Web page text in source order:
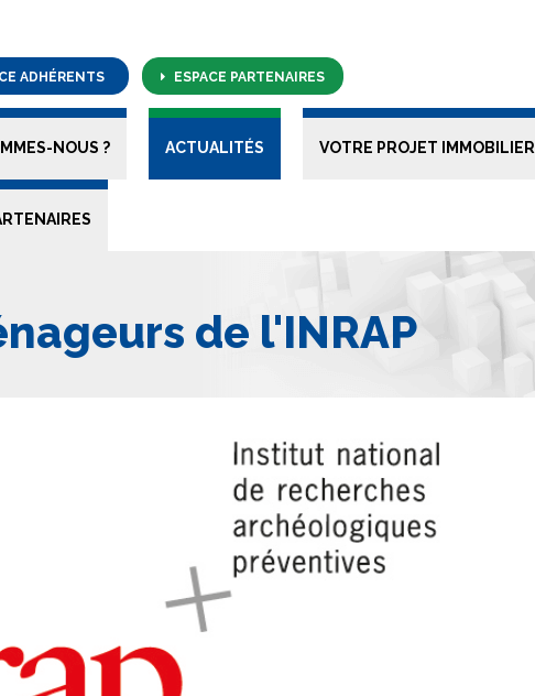
ADHÉRENTS ESPACE PARTENAIRES
NOUS ? ACTUALITÉS VOTRE PROJET IMMOBILIER
de l'INRAP